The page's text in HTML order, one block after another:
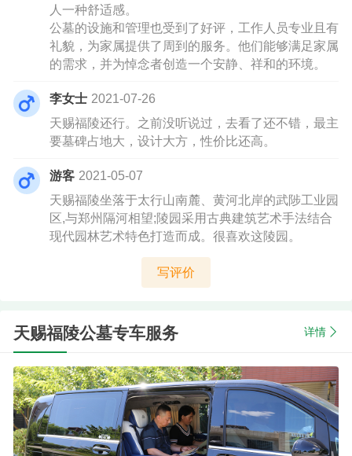
人一种舒适感。
公墓的设施和管理也受到了好评，工作人员专业且有
礼貌，为家属提供了周到的服务。他们能够满足家属
的需求，并为悼念者创造一个安静、祥和的环境。
李女士 2021-07-26
天赐福陵还行。之前没听说过，去看了还不错，最主
要墓碑占地大，设计大方，性价比还高。
游客 2021-05-07
天赐福陵坐落于太行山南麓、黄河北岸的武陟工业园
区,与郑州隔河相望;陵园采用古典建筑艺术手法结合
现代园林艺术特色打造而成。很喜欢这陵园。
写评价
天赐福陵公墓专车服务 详情